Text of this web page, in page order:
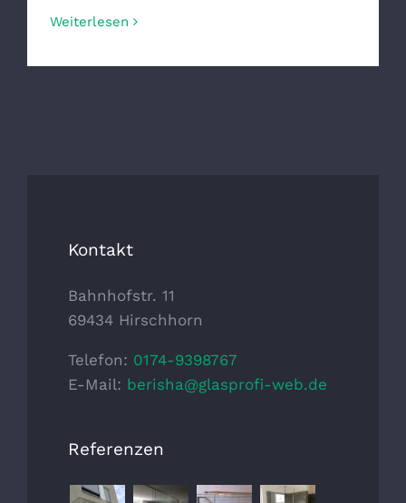
Weiterlesen
Kontakt
Bahnhofstr. 11
69434 Hirschhorn
Telefon: 0174-9398767
E-Mail: berisha@glasprofi-web.de
Referenzen